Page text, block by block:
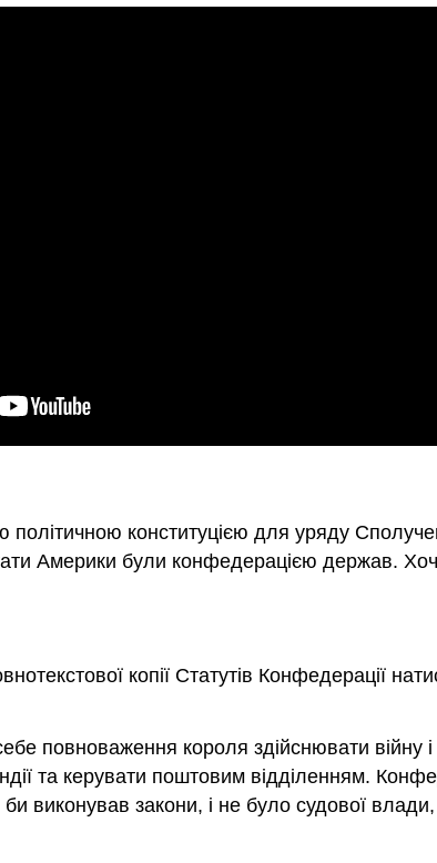
конституцією для уряду
Америки були конфедерацією держав.
копії Статутів Конфедерації
повноваження короля здійснювати
та керувати поштовим відділенням.
виконував закони, і не було судової